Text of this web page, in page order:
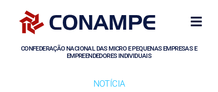
CONFEDERAÇÃO NACIONAL DAS MICRO E PEQUENAS EMPRESAS E
EMPREENDEDORES INDIVIDUAIS
NOTÍCIA